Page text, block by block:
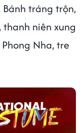
tráng trộn,
niên xung
Nha, tre